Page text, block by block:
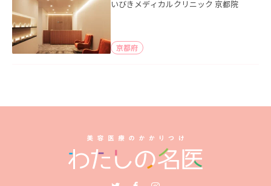
いびきメディカルクリニック 京都院
京都府